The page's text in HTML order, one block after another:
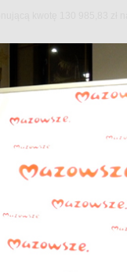
kwotę 130 985,83 zł na